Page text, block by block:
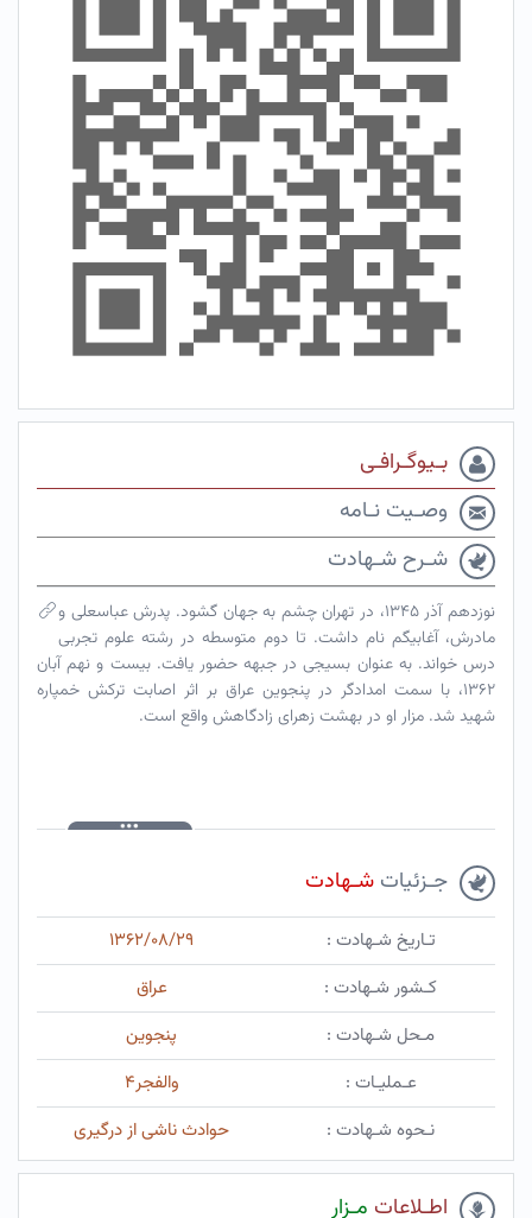
بـیوگـرافـی
وصـیت نـامه
شـرح شـهادت
نوزدهم آذر ۱۳۴۵، در تهران چشم به جهان گشود. پدرش عباسعلی و
مادرش، آغابیگم نام داشت. تا دوم متوسطه در رشته علوم تجربی
درس خواند. به عنوان بسیجی در جبهه حضور یافت. بیست و نهم آبان
۱۳۶۲، با سمت امدادگر در پنجوین عراق بر اثر اصابت ترکش خمپاره
شهید شد. مزار او در بهشت زهرای زادگاهش واقع است.
جـزئیات شـهادت
تـاریخ شـهادت :
۱۳۶۲/۰۸/۲۹
کـشور شـهادت :
عراق
مـحل شـهادت :
پنجوین
عـملیـات :
والفجر۴
نـحوه شـهادت :
حوادث ناشی از درگیری
اطـلاعات مـزار